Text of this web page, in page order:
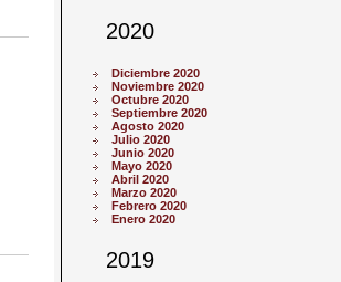
2020
Diciembre 2020
Noviembre 2020
Octubre 2020
Septiembre 2020
Agosto 2020
Julio 2020
Junio 2020
Mayo 2020
Abril 2020
Marzo 2020
Febrero 2020
Enero 2020
2019